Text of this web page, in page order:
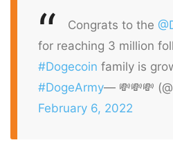
Congrats to the
for reaching 3 million
#Dogecoin family is
#DogeArmy— 💸💸💸
February 6, 2022